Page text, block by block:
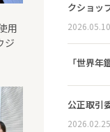
用
ジ
クショッ
2026.05.10
「世界
公正取引
2026.02.25